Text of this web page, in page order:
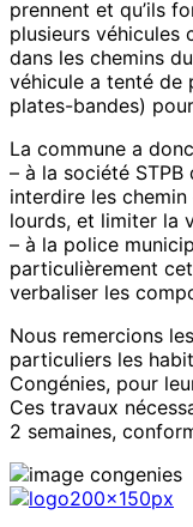
prennent et qu’ils
plusieurs véhicules
dans les chemins
véhicule a tenté de
plates-bandes)
La commune a
– à la société
interdire les
lourds, et limiter la
– à la police
particulièrement
verbaliser les
Nous remercions
particuliers les
Congénies, pour
Ces travaux
2 semaines,